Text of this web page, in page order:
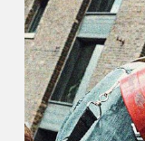
démocratiques
devant
la
Cour
suprême
du